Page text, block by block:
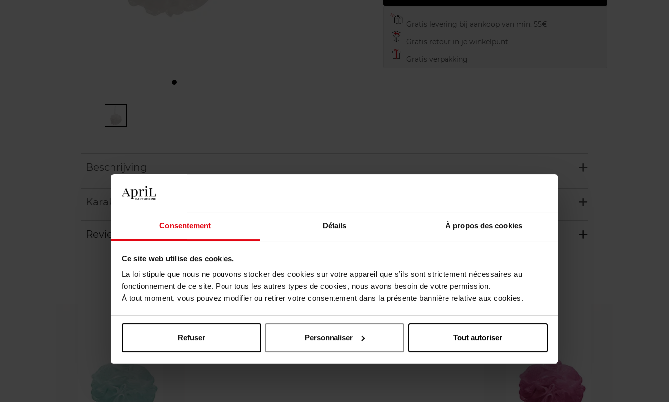
Consentement Détails À propos des cookies
Ce site web utilise des cookies.
La loi stipule que nous ne pouvons stocker des cookies sur votre appareil que s’ils sont strictement nécessaires au
fonctionnement de ce site. Pour tous les autres types de cookies, nous avons besoin de votre permission.
À tout moment, vous pouvez modifier ou retirer votre consentement dans la présente bannière relative aux cookies.
Refuser Personnaliser Tout autoriser
Gratis levering bij aankoop van min. 55€
Gratis retour in je winkelpunt
Gratis verpakking
Beschrijving
Karakteristieken
Review
Nog iets vergeten ?